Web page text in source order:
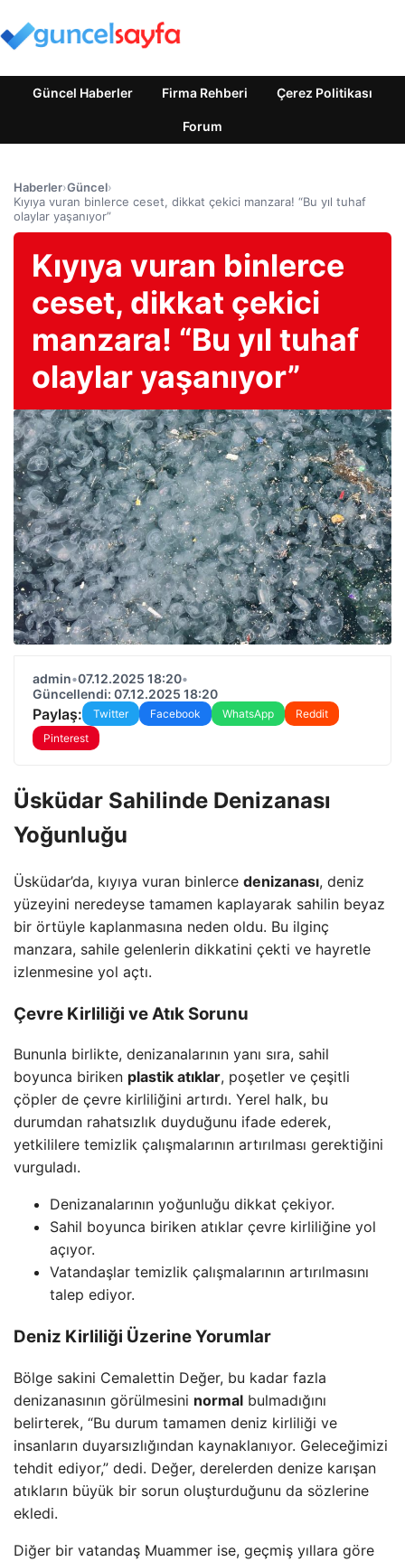
Güncel Haberler Firma Rehberi Çerez Politikası
Forum
Haberler›Güncel›
Kıyıya vuran binlerce ceset, dikkat çekici manzara! “Bu yıl tuhaf
olaylar yaşanıyor”
Kıyıya vuran binlerce
ceset, dikkat çekici
manzara! “Bu yıl tuhaf
olaylar yaşanıyor”
admin•07.12.2025 18:20•
Güncellendi: 07.12.2025 18:20
Paylaş: Twitter Facebook WhatsApp
Reddit
Pinterest
Üsküdar Sahilinde Denizanası
Yoğunluğu
Üsküdar’da, kıyıya vuran binlerce denizanası, deniz
yüzeyini neredeyse tamamen kaplayarak sahilin beyaz
bir örtüyle kaplanmasına neden oldu. Bu ilginç
manzara, sahile gelenlerin dikkatini çekti ve hayretle
izlenmesine yol açtı.
Çevre Kirliliği ve Atık Sorunu
Bununla birlikte, denizanalarının yanı sıra, sahil
boyunca biriken plastik atıklar, poşetler ve çeşitli
çöpler de çevre kirliliğini artırdı. Yerel halk, bu
durumdan rahatsızlık duyduğunu ifade ederek,
yetkililere temizlik çalışmalarının artırılması gerektiğini
vurguladı.
Denizanalarının yoğunluğu dikkat çekiyor.
Sahil boyunca biriken atıklar çevre kirliliğine yol
açıyor.
Vatandaşlar temizlik çalışmalarının artırılmasını
talep ediyor.
Deniz Kirliliği Üzerine Yorumlar
Bölge sakini Cemalettin Değer, bu kadar fazla
denizanasının görülmesini normal bulmadığını
belirterek, “Bu durum tamamen deniz kirliliği ve
insanların duyarsızlığından kaynaklanıyor. Geleceğimizi
tehdit ediyor,” dedi. Değer, derelerden denize karışan
atıkların büyük bir sorun oluşturduğunu da sözlerine
ekledi.
Diğer bir vatandaş Muammer ise, geçmiş yıllara göre